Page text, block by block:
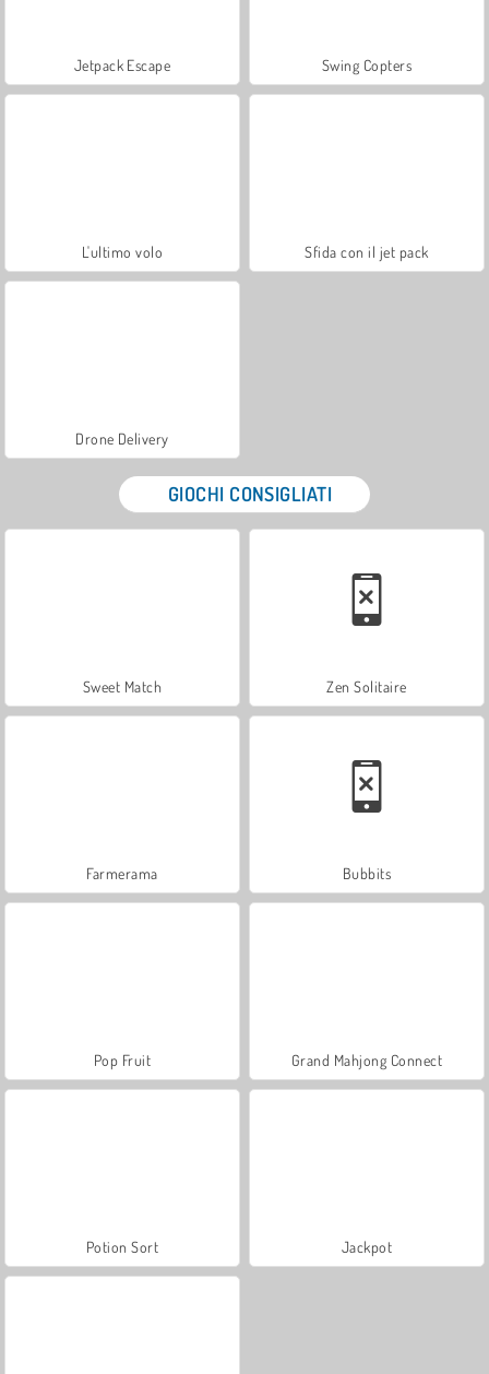
Jetpack Escape Swing Copters
L'ultimo volo Sfida con il jet pack
Drone Delivery
GIOCHI CONSIGLIATI
Sweet Match Zen Solitaire
Farmerama Bubbits
Pop Fruit Grand Mahjong Connect
Potion Sort Jackpot